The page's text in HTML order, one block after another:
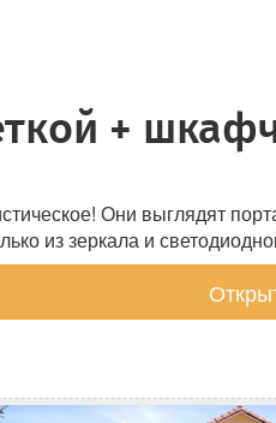
+
Они выглядят
из зеркала и